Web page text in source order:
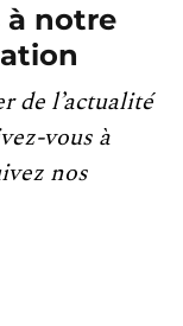
à notre
de l’actualité
vous à
nos